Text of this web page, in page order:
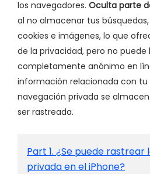
los navegadores. Oculta parte
al no almacenar tus
cookies e imágenes, lo que
de la privacidad, pero no
completamente anónimo en
información relacionada con tu
navegación privada se
ser rastreada.
Part 1. ¿Se puede rastrear
privada en el iPhone?